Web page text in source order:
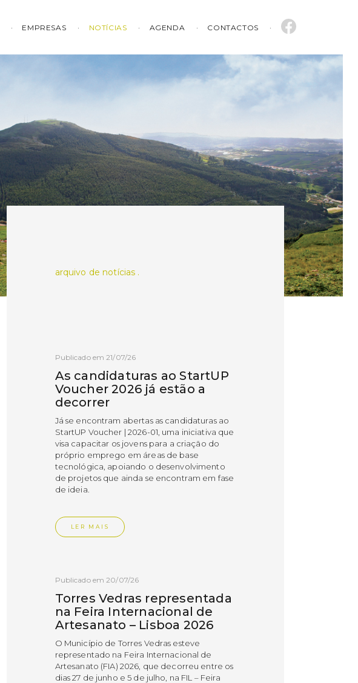
EMPRESAS NOTÍCIAS AGENDA CONTACTOS
arquivo de notícias .
Publicado em 21/07/26
As candidaturas ao StartUP
Voucher 2026 já estão a
decorrer
Já se encontram abertas as candidaturas ao
StartUP Voucher | 2026-01, uma iniciativa que
visa capacitar os jovens para a criação do
próprio emprego em áreas de base
tecnológica, apoiando o desenvolvimento
de projetos que ainda se encontram em fase
de ideia.
LER MAIS
Publicado em 20/07/26
Torres Vedras representada
na Feira Internacional de
Artesanato – Lisboa 2026
O Município de Torres Vedras esteve
representado na Feira Internacional de
Artesanato (FIA) 2026, que decorreu entre os
dias 27 de junho e 5 de julho, na FIL – Feira